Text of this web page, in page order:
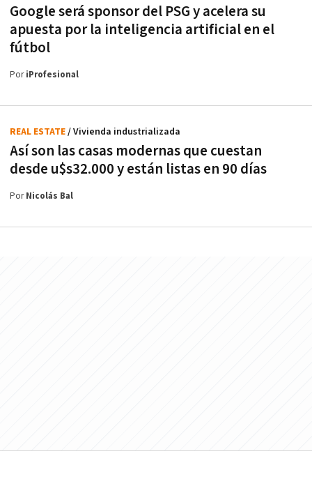
Google será sponsor del PSG y acelera su
apuesta por la inteligencia artificial en el
fútbol
PoriProfesional
Así son las casas modernas que cuestan
desde u$s32.000 y están listas en 90 días
REAL ESTATE/ Vivienda industrializada
PorNicolás Bal